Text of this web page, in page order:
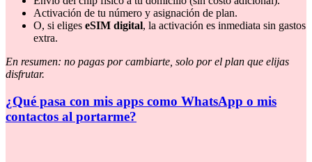
Activación de tu número y asignación de plan.
O, si eliges eSIM digital, la activación es inmediata sin gastos
extra.
En resumen: no pagas por cambiarte, solo por el plan que elijas
disfrutar.
¿Qué pasa con mis apps como WhatsApp o mis
contactos al portarme?